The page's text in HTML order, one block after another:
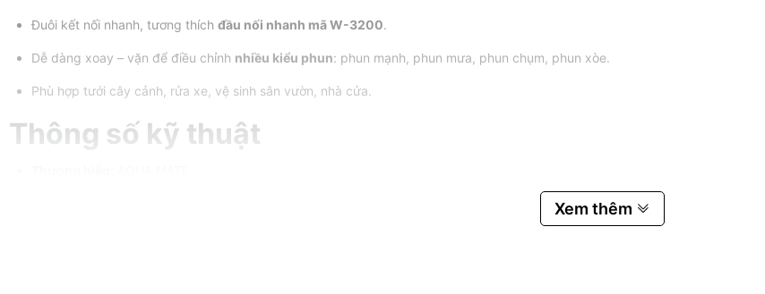
Đuôi kết nối nhanh, tương thích đầu nối nhanh mã W-3200.
Dễ dàng xoay – vặn để điều chỉnh nhiều kiểu phun: phun mạnh, phun mưa, phun chụm, phun xòe.
Phù hợp tưới cây cảnh, rửa xe, vệ sinh sân vườn, nhà cửa.
Thông số kỹ thuật
Xem thêm